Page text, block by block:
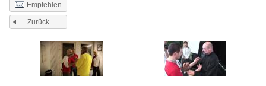
Empfehlen
Zurück
Seiten